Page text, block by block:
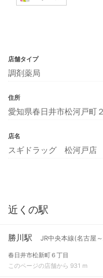
店舗タイプ
調剤薬局
住所
愛知県春日井市松河戸町
店名
スギドラッグ 松河戸店
近くの駅
勝川駅 JR中央本線(名古屋
春日井市松新町６丁目
このページの店舗から 931 m